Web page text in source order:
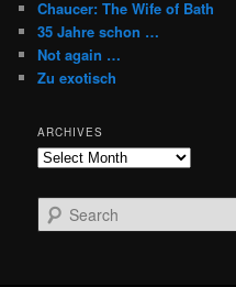
Chaucer: The Wife of Bath
35 Jahre schon …
Not again …
Zu exotisch
ARCHIVES
Archives
e